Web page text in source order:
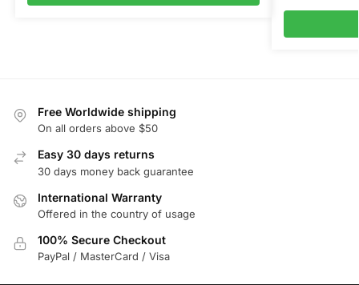
Free Worldwide shipping
On all orders above $50
Easy 30 days returns
30 days money back guarantee
International Warranty
Offered in the country of usage
100% Secure Checkout
PayPal / MasterCard / Visa